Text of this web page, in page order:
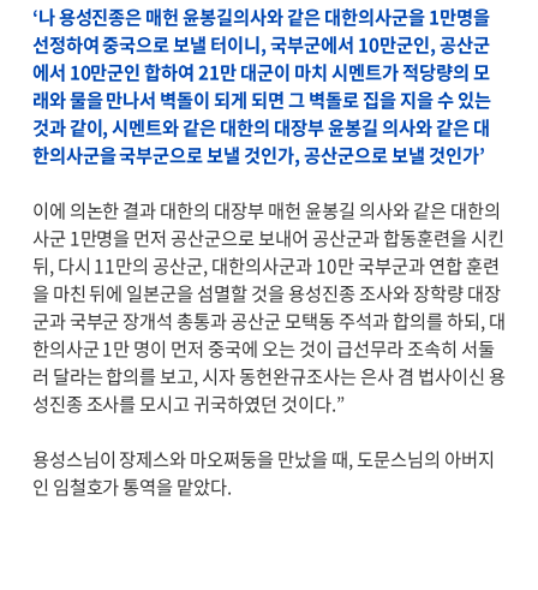
‘나 용성진종은 매헌 윤봉길의사와 같은 대한의사군을 1만명을
선정하여 중국으로 보낼 터이니, 국부군에서 10만군인, 공산군
에서 10만군인 합하여 21만 대군이 마치 시멘트가 적당량의 모
래와 물을 만나서 벽돌이 되게 되면 그 벽돌로 집을 지을 수 있는
것과 같이, 시멘트와 같은 대한의 대장부 윤봉길 의사와 같은 대
한의사군을 국부군으로 보낼 것인가, 공산군으로 보낼 것인가’
이에 의논한 결과 대한의 대장부 매헌 윤봉길 의사와 같은 대한의
사군 1만명을 먼저 공산군으로 보내어 공산군과 합동훈련을 시킨
뒤, 다시 11만의 공산군, 대한의사군과 10만 국부군과 연합 훈련
을 마친 뒤에 일본군을 섬멸할 것을 용성진종 조사와 장학량 대장
군과 국부군 장개석 총통과 공산군 모택동 주석과 합의를 하되, 대
한의사군 1만 명이 먼저 중국에 오는 것이 급선무라 조속히 서둘
러 달라는 합의를 보고, 시자 동헌완규조사는 은사 겸 법사이신 용
성진종 조사를 모시고 귀국하였던 것이다.”
용성스님이 장제스와 마오쩌둥을 만났을 때, 도문스님의 아버지
인 임철호가 통역을 맡았다.